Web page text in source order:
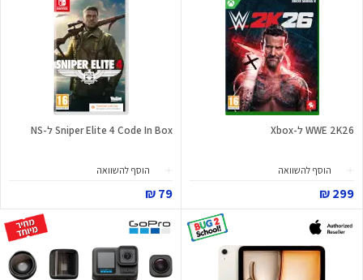
WWE 2K26 ל-Xbox
הוסף להשוואה
299 ₪
Sniper Elite 4 Code In Box ל-NS
הוסף להשוואה
79 ₪